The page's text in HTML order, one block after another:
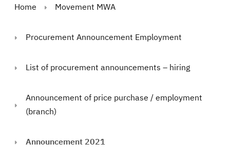
Home Movement MWA
Procurement Announcement Employment
List of procurement announcements – hiring
Announcement of price purchase / employment
(branch)
Announcement 2021